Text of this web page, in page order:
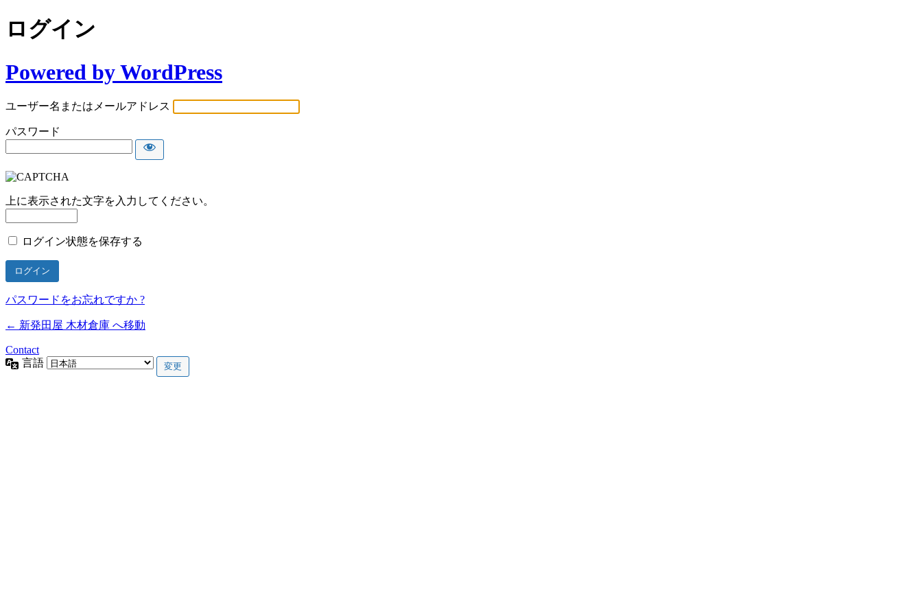
ログイン
Powered by WordPress
ユーザー名またはメールアドレス
パスワード
上に表示された文字を入力してください。
ログイン状態を保存する
パスワードをお忘れですか ?
← 新発田屋 木材倉庫 へ移動
Contact
言語